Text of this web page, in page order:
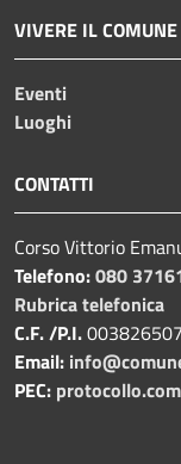
VIVERE IL COMUNE
Eventi
Luoghi
CONTATTI
Corso Vittorio
Telefono:080
Rubrica telefonica
C.F. /P.I.
Email:
PEC: